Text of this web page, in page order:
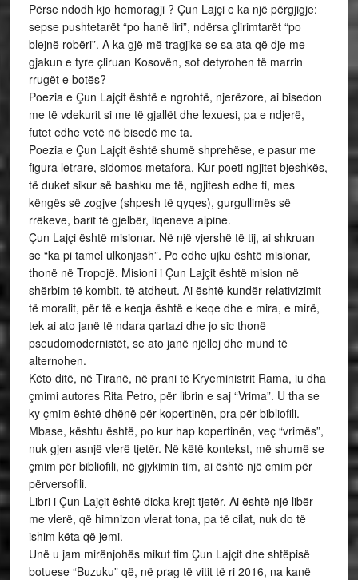
Përse ndodh kjo hemoragji ? Çun Lajçi e ka një përgjigje:
sepse pushtetarët “po hanë liri”, ndërsa çlirimtarët “po
blejnë robëri”. A ka gjë më tragjike se sa ata që dje me
gjakun e tyre çliruan Kosovën, sot detyrohen të marrin
rrugët e botës?
Poezia e Çun Lajçit është e ngrohtë, njerëzore, ai bisedon
me të vdekurit si me të gjallët dhe lexuesi, pa e ndjerë,
futet edhe vetë në bisedë me ta.
Poezia e Çun Lajçit është shumë shprehëse, e pasur me
figura letrare, sidomos metafora. Kur poeti ngjitet bjeshkës,
të duket sikur së bashku me të, ngjitesh edhe ti, mes
këngës së zogjve (shpesh të qyqes), gurgullimës së
rrëkeve, barit të gjelbër, liqeneve alpine.
Çun Lajçi është misionar. Në një vjershë të tij, ai shkruan
se “ka pi tamel ulkonjash”. Po edhe ujku është misionar,
thonë në Tropojë. Misioni i Çun Lajçit është mision në
shërbim të kombit, të atdheut. Ai është kundër relativizimit
të moralit, për të e keqja është e keqe dhe e mira, e mirë,
tek ai ato janë të ndara qartazi dhe jo sic thonë
pseudomodernistët, se ato janë njëlloj dhe mund të
alternohen.
Këto ditë, në Tiranë, në prani të Kryeministrit Rama, iu dha
çmimi autores Rita Petro, për librin e saj “Vrima”. U tha se
ky çmim është dhënë për kopertinën, pra për bibliofili.
Mbase, kështu është, po kur hap kopertinën, veç “vrimës”,
nuk gjen asnjë vlerë tjetër. Në këtë kontekst, më shumë se
çmim për bibliofili, në gjykimin tim, ai është një cmim për
përversofili.
Libri i Çun Lajçit është dicka krejt tjetër. Ai është një libër
me vlerë, që himnizon vlerat tona, pa të cilat, nuk do të
ishim këta që jemi.
Unë u jam mirënjohës mikut tim Çun Lajçit dhe shtëpisë
botuese “Buzuku” që, në prag të vitit të ri 2016, na kanë